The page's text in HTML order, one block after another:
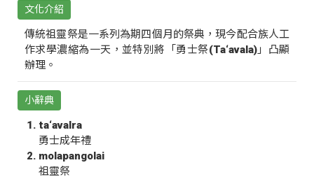
文化介紹
傳統祖靈祭是一系列為期四個月的祭典，現今配合族人工
作求學濃縮為一天，並特別將「勇士祭(Ta‘avala)」凸顯
辦理。
小辭典
ta‘avalra
勇士成年禮
molapangolai
祖靈祭